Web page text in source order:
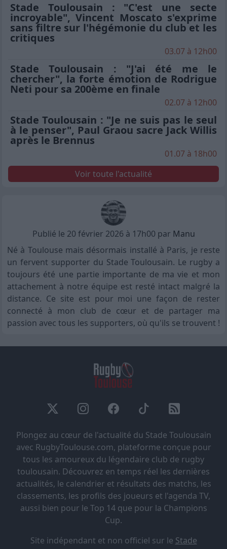
Stade Toulousain : "C'est une secte
incroyable", Vincent Moscato s'exprime
sans filtre sur l'hégémonie du club et les
critiques
03.07 à 12h00
Stade Toulousain : "J'ai été me le
chercher", la forte émotion de Rodrigue
Neti pour sa 200ème en finale
02.07 à 12h00
Stade Toulousain : "Je ne suis pas le seul
à le penser", Paul Graou sacre Jack Willis
après le Brennus
01.07 à 18h00
Voir toute l'actualité
Publié le 20 février 2026 à 17h00 par Manu
Né à Toulouse mais désormais installé à Paris, je reste
un fervent supporter du Stade Toulousain. Le rugby a
toujours été une partie importante de ma vie et mon
attachement à notre équipe est resté intact malgré la
distance. Ce site est pour moi une façon de rester
connecté à mon club de cœur et de partager ma
passion avec tous les supporters, où qu'ils se trouvent !
Plongez au cœur de l'actualité du Stade Toulousain
avec RugbyToulouse.com, plateforme conçue pour
tous les amoureux du légendaire club de rugby
toulousain. Découvrez en temps réel les dernières
actualités, le calendrier et résultats des matchs, les
classements, les profils des joueurs et l'agenda TV,
aussi bien pour le Top 14 que pour la Champions
Cup.
Site indépendant et non officiel sur le Stade